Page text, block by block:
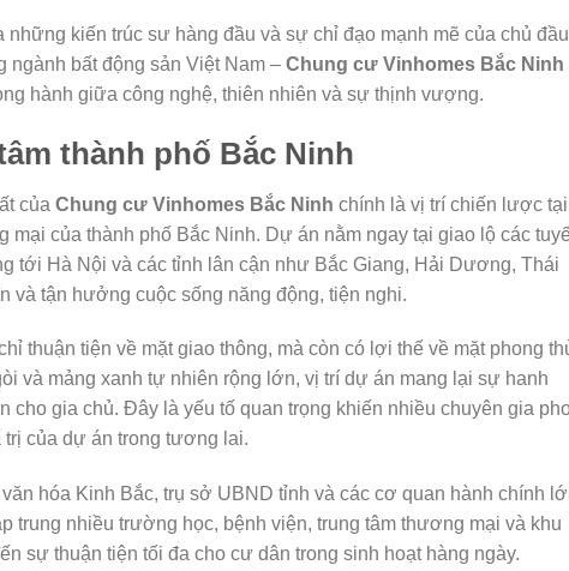
kiến trúc sư hàng đầu và sự chỉ đạo mạnh mẽ của chủ
ngành bất động sản Việt Nam – Chung cư Vinhomes Bắc Ninh
hành giữa công nghệ, thiên nhiên và sự thịnh vượng.
thành phố Bắc Ninh
của Chung cư Vinhomes Bắc Ninh chính là vị trí chiến lược tại
mại của thành phố Bắc Ninh. Dự án nằm ngay tại giao lộ các
tới Hà Nội và các tỉnh lân cận như Bắc Giang, Hải Dương, Thái
và tận hưởng cuộc sống năng động, tiện nghi.
thuận tiện về mặt giao thông, mà còn có lợi thế về mặt phong
và mảng xanh tự nhiên rộng lớn, vị trí dự án mang lại sự hanh
cho gia chủ. Đây là yếu tố quan trọng khiến nhiều chuyên gia
của dự án trong tương lai.
hóa Kinh Bắc, trụ sở UBND tỉnh và các cơ quan hành chính
trung nhiều trường học, bệnh viện, trung tâm thương mại và khu
sự thuận tiện tối đa cho cư dân trong sinh hoạt hàng ngày.